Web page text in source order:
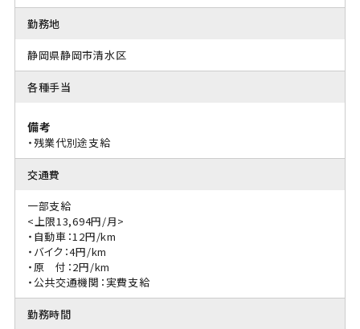
勤務地
静岡県静岡市清水区
各種手当
備考
・残業代別途支給
交通費
一部支給
<上限13,694円/月>
・自動車：12円/km
・バイク：4円/km
・原 付：2円/km
・公共交通機関：実費支給
勤務時間